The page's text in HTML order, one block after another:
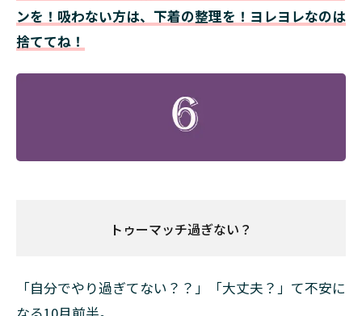
ンを！吸わない方は、下着の整理を！ヨレヨレなのは
捨ててね！
トゥーマッチ過ぎない？
「自分でやり過ぎてない？？」「大丈夫？」て不安に